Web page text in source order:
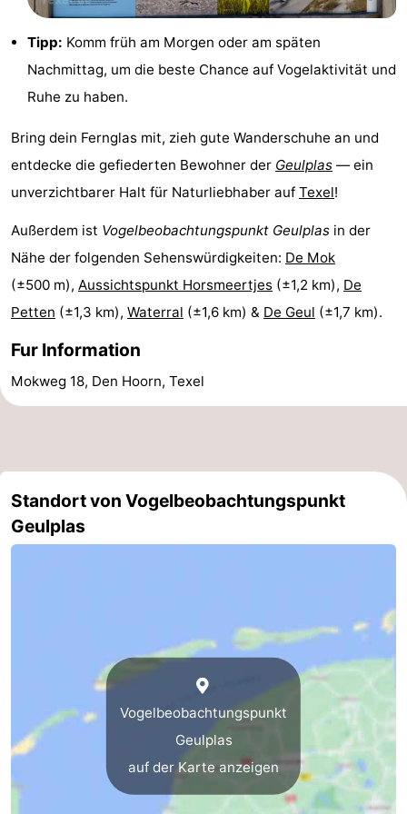
Führungen
Schwimmbader
-
Radfahren
-
Wandern
-
Reiten
-
Surfen
-
und
Veranstaltungen
Fähre
Tipp: Komm früh am Morgen oder am späten
Nachmittag, um die beste Chance auf Vogelaktivität und
Ruhe zu haben.
Bring dein Fernglas mit, zieh gute Wanderschuhe an und
entdecke die gefiederten Bewohner der Geulplas — ein
unverzichtbarer Halt für Naturliebhaber auf Texel!
Außerdem ist Vogelbeobachtungspunkt Geulplas in der
Nähe der folgenden Sehenswürdigkeiten: De Mok
(±500 m), Aussichtspunkt Horsmeertjes (±1,2 km), De
Petten (±1,3 km), Waterral (±1,6 km) & De Geul (±1,7 km).
Fur Information
Mokweg 18, Den Hoorn, Texel
Standort von Vogelbeobachtungspunkt
Geulplas
Vogelbeobachtungspunkt
Geulplas
auf der Karte anzeigen